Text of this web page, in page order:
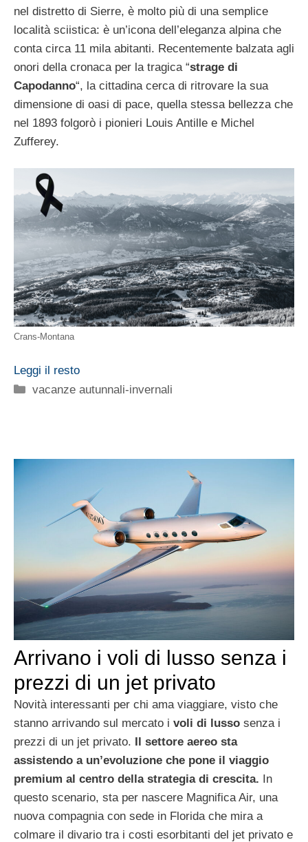
nel distretto di Sierre, è molto più di una semplice
località sciistica: è un’icona dell’eleganza alpina che
conta circa 11 mila abitanti. Recentemente balzata agli
onori della cronaca per la tragica “strage di
Capodanno“, la cittadina cerca di ritrovare la sua
dimensione di oasi di pace, quella stessa bellezza che
nel 1893 folgorò i pionieri Louis Antille e Michel
Zufferey.
Crans-Montana
Leggi il resto
Categorie
vacanze autunnali-invernali
Arrivano i voli di lusso senza i
prezzi di un jet privato
Novità interessanti per chi ama viaggiare, visto che
stanno arrivando sul mercato i voli di lusso senza i
prezzi di un jet privato. Il settore aereo sta
assistendo a un’evoluzione che pone il viaggio
premium al centro della strategia di crescita. In
questo scenario, sta per nascere Magnifica Air, una
nuova compagnia con sede in Florida che mira a
colmare il divario tra i costi esorbitanti del jet privato e